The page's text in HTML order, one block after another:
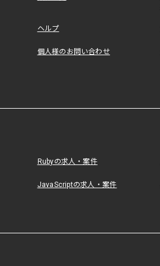
ヘルプ
個人様のお問い合わせ
Rubyの求人・案件
JavaScriptの求人・案件